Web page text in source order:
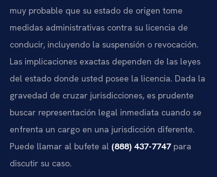
muy probable que su estado de origen tome
medidas administrativas contra su licencia de
conducir, incluyendo la suspensión o revocación.
Las implicaciones exactas dependen de las leyes
del estado donde usted posee la licencia. Dada la
gravedad de cruzar jurisdicciones, es prudente
buscar representación legal inmediata cuando se
enfrenta un cargo en una jurisdicción diferente.
Puede llamar al bufete al (888) 437-7747 para
discutir su caso.